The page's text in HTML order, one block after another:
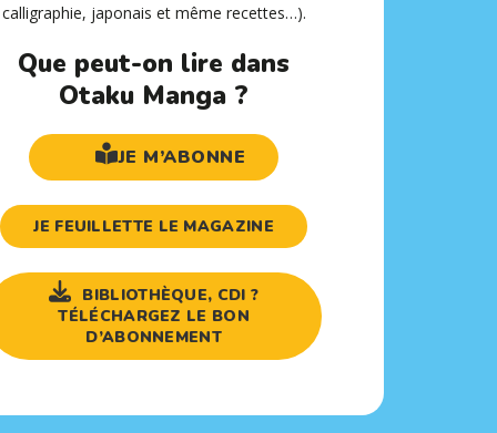
calligraphie, japonais et même recettes…).
Que peut-on lire dans
Otaku Manga ?
JE M’ABONNE
JE FEUILLETTE LE MAGAZINE
BIBLIOTHÈQUE, CDI ?
TÉLÉCHARGEZ LE BON
D’ABONNEMENT